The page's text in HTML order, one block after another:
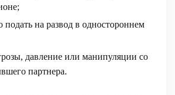
подать на развод в одностороннем
давление или манипуляции со
партнера.